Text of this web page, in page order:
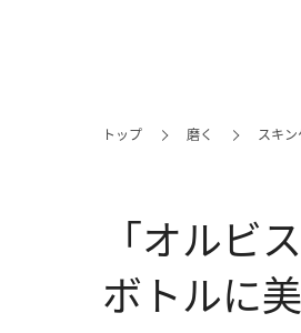
トップ 磨く スキン
「オルビ
ボトルに